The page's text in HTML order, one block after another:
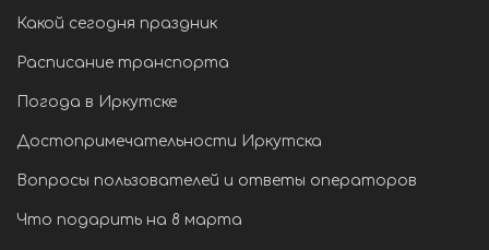
Какой сегодня праздник
Расписание транспорта
Погода в Иркутске
Достопримечательности Иркутска
Вопросы пользователей и ответы операторов
Что подарить на 8 марта